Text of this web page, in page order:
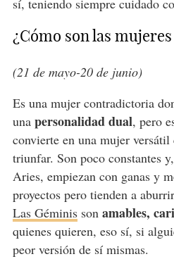
sí, teniendo siempre cuidado
¿Cómo son las
(21 de mayo-20 de junio)
Es una mujer contradictoria
una personalidad dual, pero
convierte en una mujer
triunfar. Son poco constantes
Aries, empiezan con ganas y
proyectos pero tienden a
Las Géminisson amables,
quienes quieren, eso sí, si
peor versión de sí mismas.